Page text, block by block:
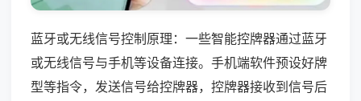
蓝牙或无线信号控制原理：一些智能控牌器通过蓝牙
或无线信号与手机等设备连接。手机端软件预设好牌
型等指令，发送信号给控牌器，控牌器接收到信号后